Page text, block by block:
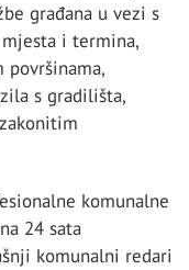
građana u vezi s
i termina,
s gradilišta,
komunalne
24 sata
komunalni redari